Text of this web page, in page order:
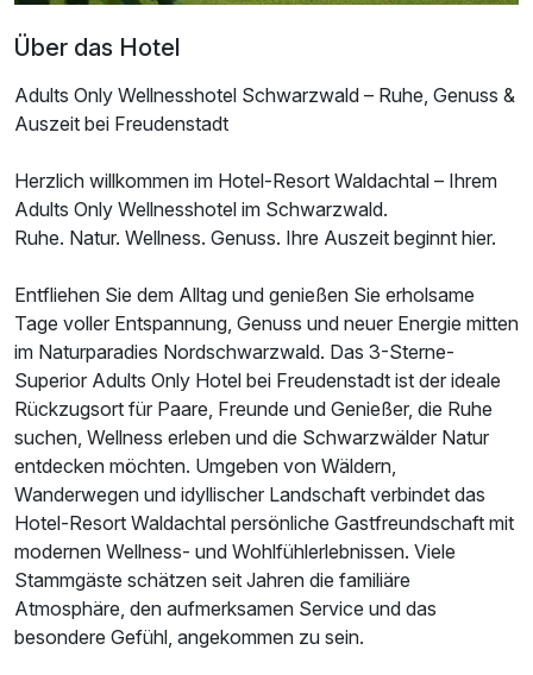
Ausstattung
Zusatznächte
Für 4 Tage p.P. ab 459,00 €
Einzelzimmer
1 Erwachsenen
Über das Hotel
Adults Only Wellnesshotel Schwarzwald – Ruhe, Genuss &
Auszeit bei Freudenstadt
Herzlich willkommen im Hotel-Resort Waldachtal – Ihrem
Adults Only Wellnesshotel im Schwarzwald.
Ruhe. Natur. Wellness. Genuss. Ihre Auszeit beginnt hier.
Entfliehen Sie dem Alltag und genießen Sie erholsame
Tage voller Entspannung, Genuss und neuer Energie mitten
im Naturparadies Nordschwarzwald. Das 3-Sterne-
Superior Adults Only Hotel bei Freudenstadt ist der ideale
Rückzugsort für Paare, Freunde und Genießer, die Ruhe
suchen, Wellness erleben und die Schwarzwälder Natur
entdecken möchten. Umgeben von Wäldern,
Wanderwegen und idyllischer Landschaft verbindet das
Hotel-Resort Waldachtal persönliche Gastfreundschaft mit
modernen Wellness- und Wohlfühlerlebnissen. Viele
Stammgäste schätzen seit Jahren die familiäre
Atmosphäre, den aufmerksamen Service und das
besondere Gefühl, angekommen zu sein.